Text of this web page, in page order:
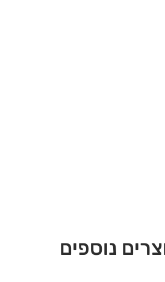
נוספים